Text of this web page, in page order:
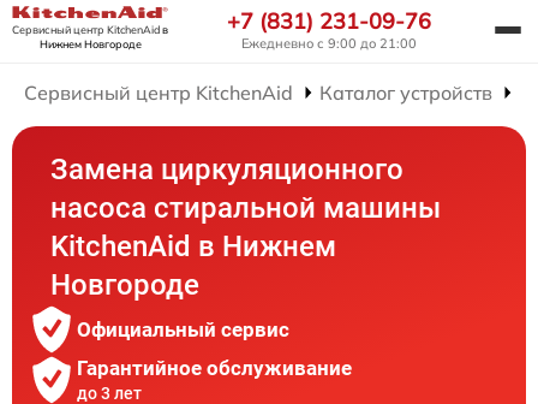
Сервисный центр KitchenAidв
Нижнем Новгороде
+7 (831) 231-09-76
Ежедневно с 9:00 до 21:00
Сервисный центр KitchenAid Каталог устройств
Замена циркуляционного
насоса стиральной машины
KitchenAid в Нижнем
Новгороде
Официальный сервис
Гарантийное обслуживание
до 3 лет